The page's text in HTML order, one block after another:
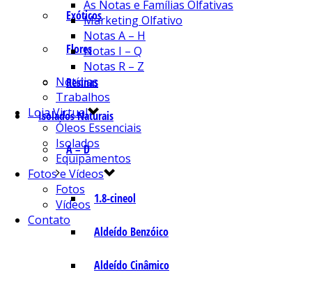
Exóticos
Flores
Resinas
Isolados Naturais
A – D
1.8-cineol
Aldeído Benzóico
Aldeído Cinâmico
As Notas e Famílias Olfativas
Marketing Olfativo
Notas A – H
Notas I – Q
Notas R – Z
Notícias
Trabalhos
Loja Virtual
Óleos Essenciais
Isolados
Equipamentos
Fotos e Vídeos
Fotos
Vídeos
Contato